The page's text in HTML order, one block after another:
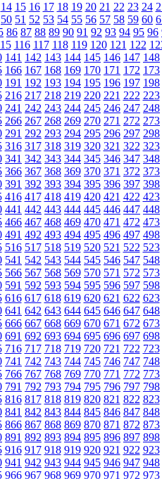
14 15 16 17 18 19 20 21 22 23 24
50 51 52 53 54 55 56 57 58 59 60
86 87 88 89 90 91 92 93 94 95 96
116 117 118 119 120 121 122
141 142 143 144 145 146 147 148
166 167 168 169 170 171 172 173
191 192 193 194 195 196 197 198
216 217 218 219 220 221 222 223
241 242 243 244 245 246 247 248
266 267 268 269 270 271 272 273
291 292 293 294 295 296 297 298
316 317 318 319 320 321 322 323
341 342 343 344 345 346 347 348
366 367 368 369 370 371 372 373
391 392 393 394 395 396 397 398
416 417 418 419 420 421 422 423
441 442 443 444 445 446 447 448
466 467 468 469 470 471 472 473
491 492 493 494 495 496 497 498
516 517 518 519 520 521 522 523
541 542 543 544 545 546 547 548
566 567 568 569 570 571 572 573
591 592 593 594 595 596 597 598
616 617 618 619 620 621 622 623
641 642 643 644 645 646 647 648
666 667 668 669 670 671 672 673
691 692 693 694 695 696 697 698
716 717 718 719 720 721 722 723
741 742 743 744 745 746 747 748
766 767 768 769 770 771 772 773
791 792 793 794 795 796 797 798
816 817 818 819 820 821 822 823
841 842 843 844 845 846 847 848
866 867 868 869 870 871 872 873
891 892 893 894 895 896 897 898
916 917 918 919 920 921 922 923
941 942 943 944 945 946 947 948
966 967 968 969 970 971 972 973